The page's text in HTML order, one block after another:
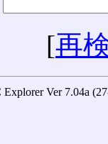
[再
Ver 7.04a